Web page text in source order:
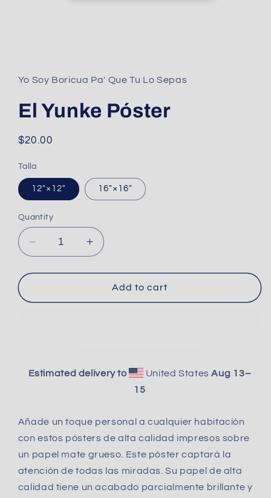
in
modal
Yo Soy Boricua Pa' Que Tu Lo Sepas
El Yunke Póster
Regular
$20.00
Talla
12″×12″ 16″×16″
Quantity
Decrease
quantity
for
Yunke
Increase
quantity
for
Yunke
Add to cart
Estimated delivery to United StatesAug 13⁠–
15
Añade un toque personal a cualquier habitación
con estos pósters de alta calidad impresos sobre
un papel mate grueso. Este póster captará la
atención de todas las miradas. Su papel de alta
calidad tiene un acabado parcialmente brillante y